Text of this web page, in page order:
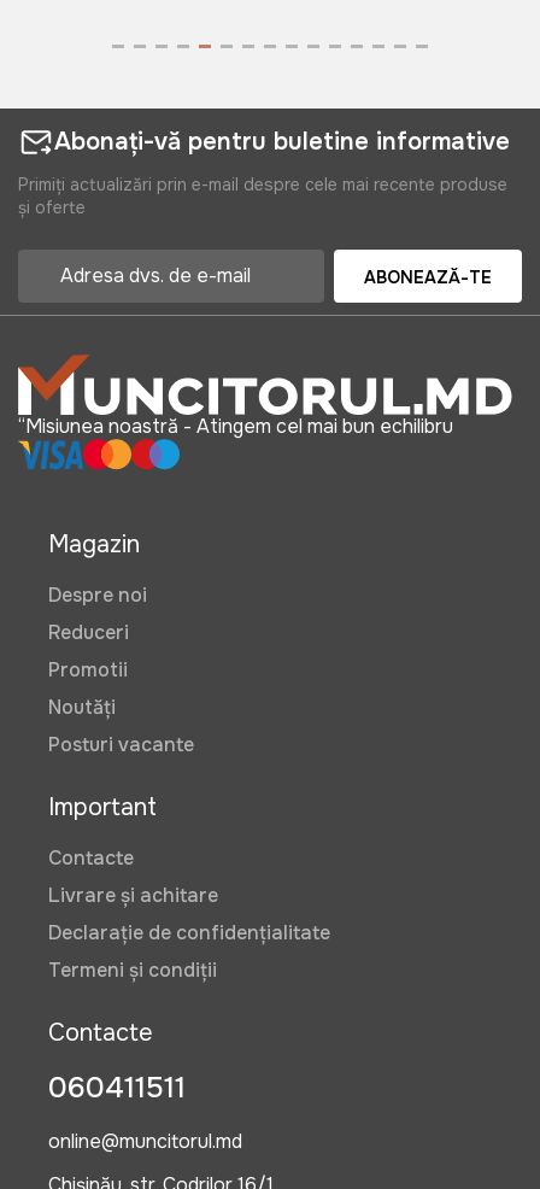
Abonați-vă pentru buletine informative
Primiți actualizări prin e-mail despre cele mai recente produse
și oferte
ABONEAZĂ-TE
“Misiunea noastră - Atingem cel mai bun echilibru
Magazin
Despre noi
Reduceri
Promotii
Noutăți
Posturi vacante
Important
Contacte
Livrare și achitare
Declarație de confidențialitate
Termeni și condiții
Contacte
060411511
online@muncitorul.md